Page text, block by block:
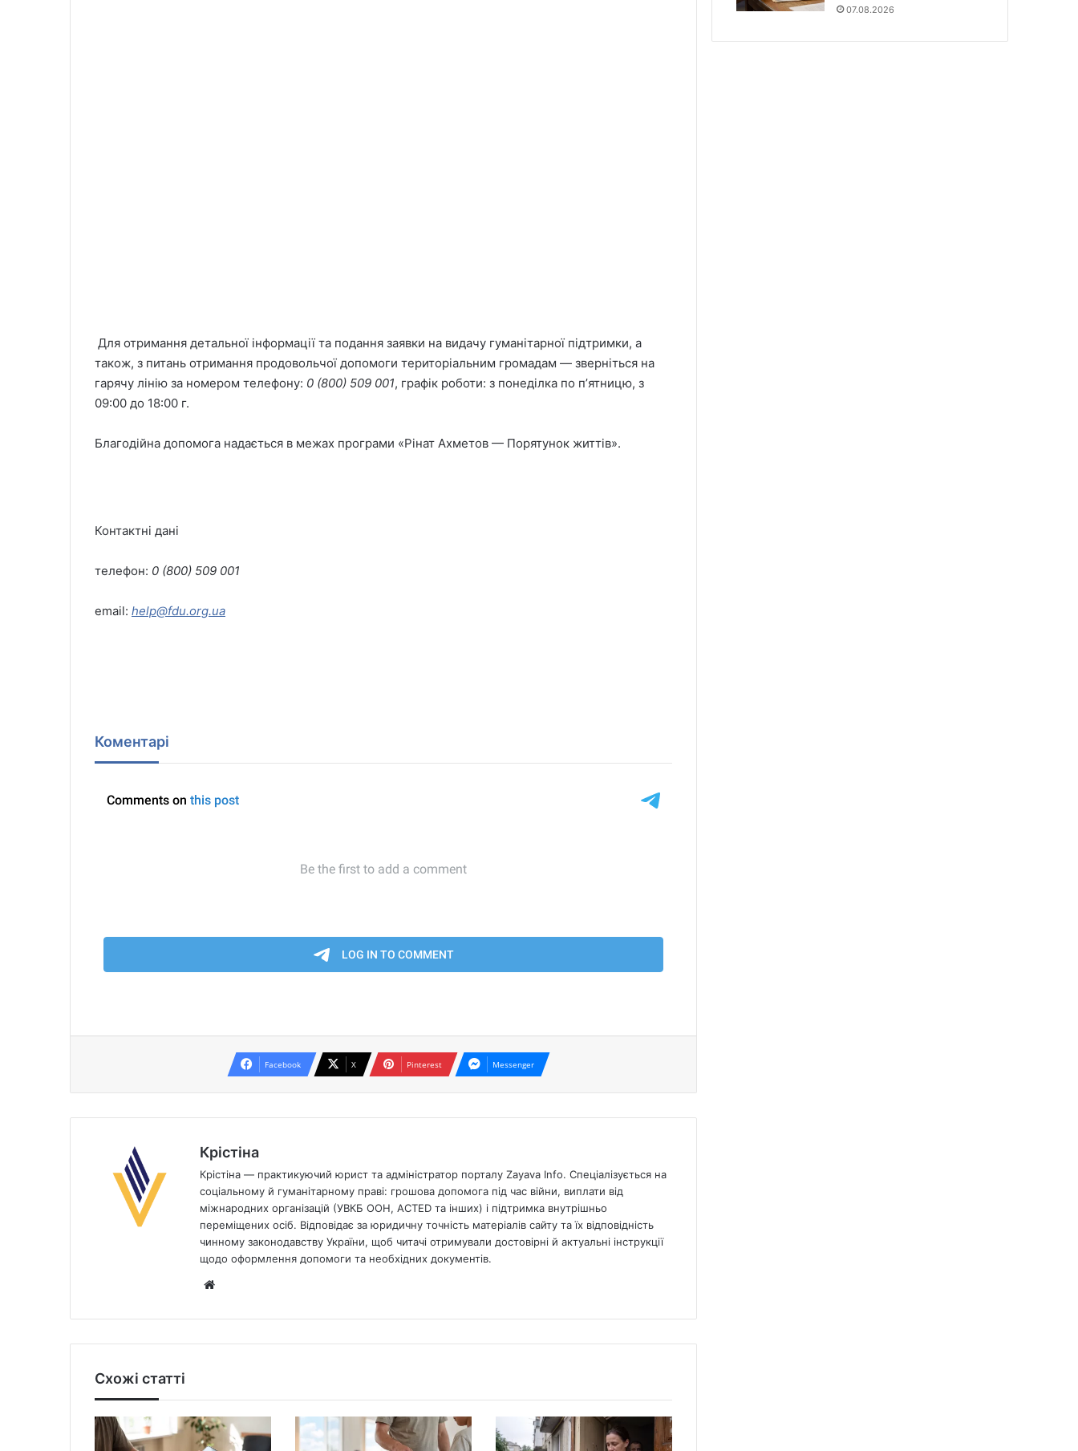
Для отримання детальної інформації та подання заявки на видачу гуманітарної підтримки, а
також, з питань отримання продовольчої допомоги територіальним громадам — зверніться на
гарячу лінію за номером телефону: 0 (800) 509 001, графік роботи: з понеділка по пʼятницю, з
09:00 до 18:00 г.
Благодійна допомога надається в межах програми «Рінат Ахметов — Порятунок життів».
Контактні дані
телефон: 0 (800) 509 001
email: help@fdu.org.ua
Коментарі
Facebook X Pinterest Messenger
Крістіна
Крістіна — практикуючий юрист та адміністратор порталу Zayava Info. Спеціалізується на
соціальному й гуманітарному праві: грошова допомога під час війни, виплати від
міжнародних організацій (УВКБ ООН, ACTED та інших) і підтримка внутрішньо
переміщених осіб. Відповідає за юридичну точність матеріалів сайту та їх відповідність
чинному законодавству України, щоб читачі отримували достовірні й актуальні інструкції
щодо оформлення допомоги та необхідних документів.
Схожі статті
07.08.2026